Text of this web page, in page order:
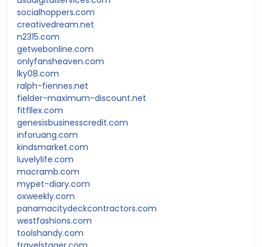
socialhoppers.com
creativedream.net
n2315.com
getwebonline.com
onlyfansheaven.com
lky08.com
ralph-fiennes.net
fielder-maximum-discount.net
fitfllex.com
genesisbusinesscredit.com
inforuang.com
kindsmarket.com
luvelylife.com
macramb.com
mypet-diary.com
oxweekly.com
panamacitydeckcontractors.com
westfashions.com
toolshandy.com